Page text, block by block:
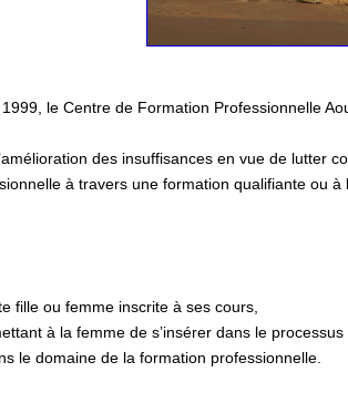
le Centre de Formation Professionnelle
des insuffisances en vue de
à travers une formation qualifiante ou
fille ou femme inscrite à ses cours,
à la femme de s’insérer dans le
le domaine de la formation professionnelle.